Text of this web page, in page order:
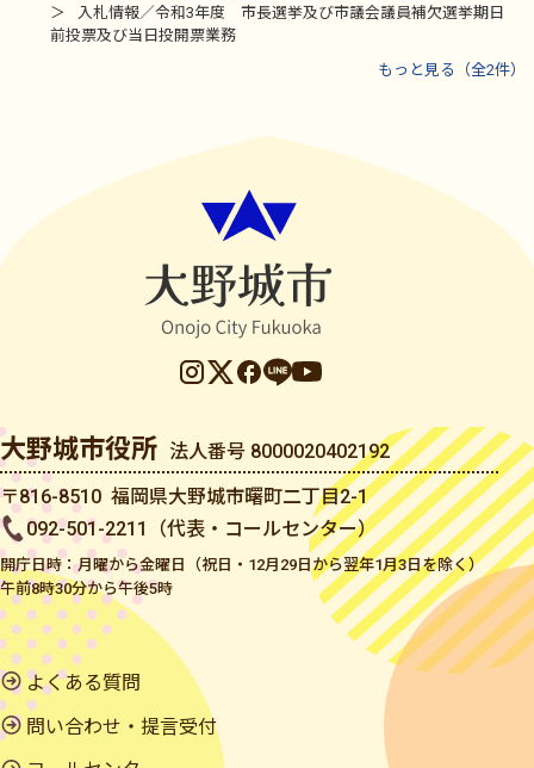
入札情報／令和3年度 市長選挙及び市議会議員補欠選挙期日
前投票及び当日投開票業務
もっと見る（全2件）
大野城市役所 法人番号 8000020402192
〒816-8510 福岡県大野城市曙町二丁目2-1
092-501-2211（代表・コールセンター）
開庁日時：月曜から金曜日（祝日・12月29日から翌年1月3日を除く）
午前8時30分から午後5時
よくある質問
問い合わせ・提言受付